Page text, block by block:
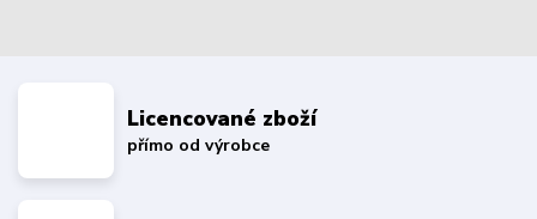
Licencované zboží
přímo od výrobce